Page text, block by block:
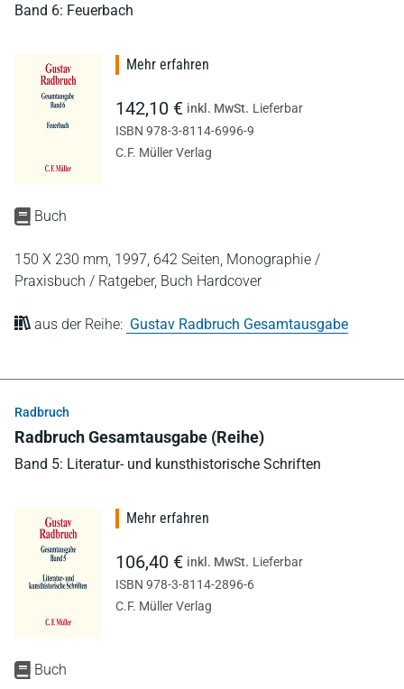
Band 6: Feuerbach
Buch
150 X 230 mm, 1997, 642 Seiten, Monographie /
Praxisbuch / Ratgeber, Buch Hardcover
aus der Reihe: Gustav Radbruch Gesamtausgabe
Mehr erfahren
142,10 € inkl. MwSt. Lieferbar
ISBN 978-3-8114-6996-9
C.F. Müller Verlag
Radbruch
Radbruch Gesamtausgabe (Reihe)
Band 5: Literatur- und kunsthistorische Schriften
Buch
Mehr erfahren
106,40 € inkl. MwSt. Lieferbar
ISBN 978-3-8114-2896-6
C.F. Müller Verlag